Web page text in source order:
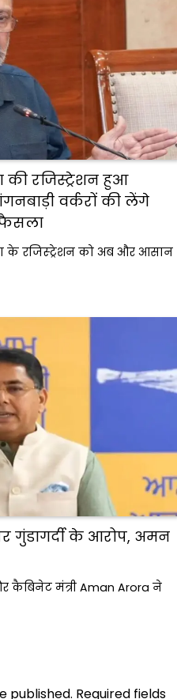
की रजिस्ट्रेशन हुआ
वर्करों की लेंगे
फैसला
के रजिस्ट्रेशन को अब और आसान
गुंडागर्दी के आरोप, अमन
कैबिनेट मंत्री Aman Arora ने
published. Required fields